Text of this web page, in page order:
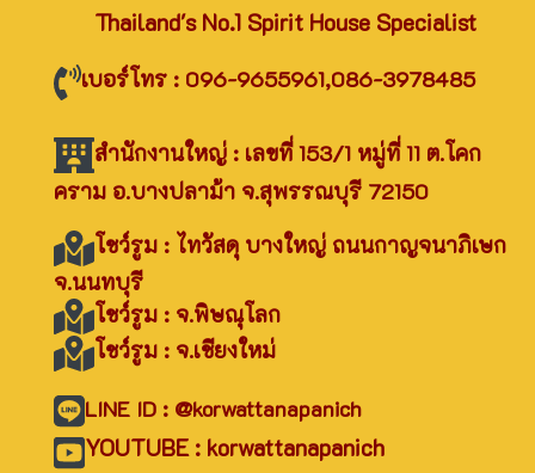
Thailand's No.1 Spirit House Specialist
เบอร์โทร : 096-9655961,086-3978485
สำนักงานใหญ่ : เลขที่ 153/1 หมู่ที่ 11 ต.โคก
คราม อ.บางปลาม้า จ.สุพรรณบุรี 72150
โชว์รูม : ไทวัสดุ บางใหญ่ ถนนกาญจนาภิเษก
จ.นนทบุรี
โชว์รูม : จ.พิษณุโลก
โชว์รูม : จ.เชียงใหม่
LINE ID : @korwattanapanich
YOUTUBE : korwattanapanich